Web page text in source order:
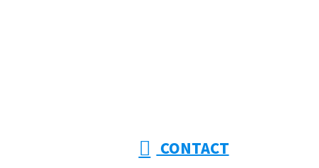
CONTACT